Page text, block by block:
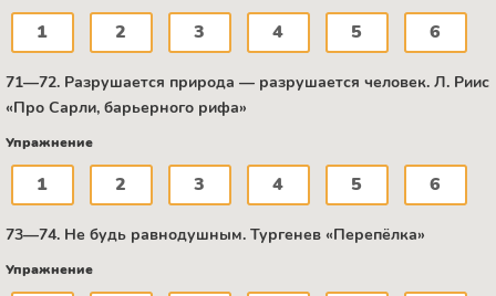
1 2 3 4 5 6
71—72. Разрушается природа — разрушается человек. Л. Риис
«Про Сарли, барьерного рифа»
Упражнение
1 2 3 4 5 6
73—74. Не будь равнодушным. Тургенев «Перепёлка»
Упражнение